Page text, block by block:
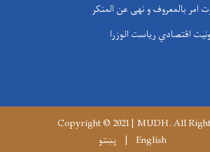
امر بالمعروف و نهی عن المنکر
اقتصادي ریاست الوزرا
Copyright © 2021 | MUDH. All
English
پښتو